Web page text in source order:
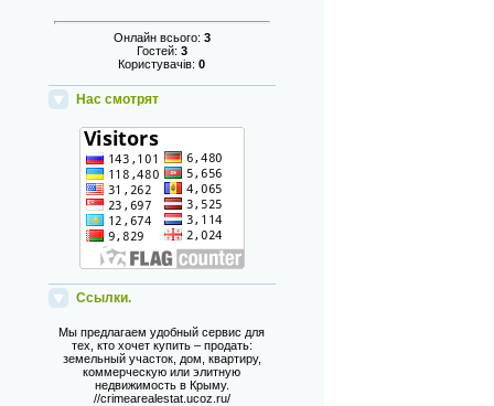
Онлайн всього: 3
Гостей: 3
Користувачів:0
Нас смотрят
Ссылки.
Мы предлагаем удобный сервис для
тех, кто хочет купить – продать:
земельный участок, дом, квартиру,
коммерческую или элитную
недвижимость в Крыму.
//crimearealestat.ucoz.ru/